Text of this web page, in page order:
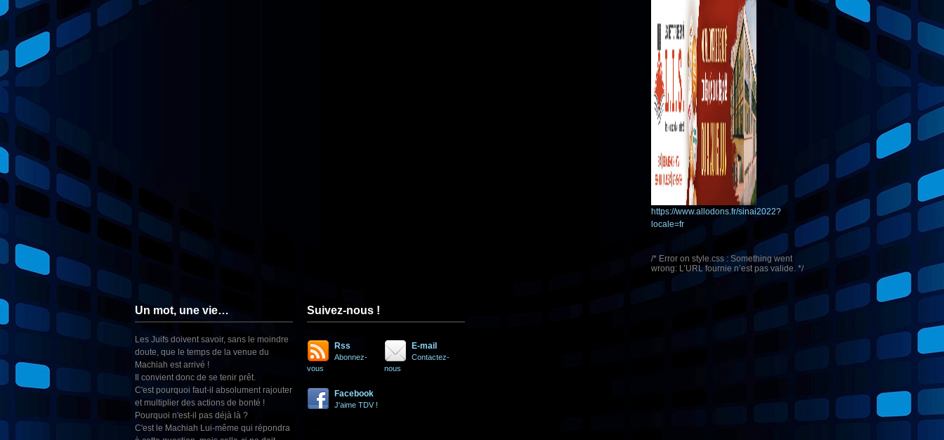
https://www.allodons.fr/sinai2022?
locale=fr
/* Error on style.css : Something went
wrong: L’URL fournie n’est pas valide. */
Un mot, une vie…
Les Juifs doivent savoir, sans le moindre
doute, que le temps de la venue du
Machiah est arrivé !
Il convient donc de se tenir prêt.
C'est pourquoi faut-il absolument rajouter
et multiplier des actions de bonté !
Pourquoi n'est-il pas déjà là ?
C'est le Machiah Lui-même qui répondra
Suivez-nous !
Rss
Abonnez-
vous
E-mail
Contactez-
nous
Facebook
J'aime TDV !